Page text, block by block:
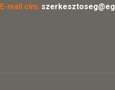
E-mail cím: